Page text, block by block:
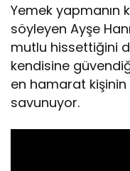
Yemek yapmanın
söyleyen Ayşe
mutlu hissettiğini
kendisine
en hamarat
savunuyor.